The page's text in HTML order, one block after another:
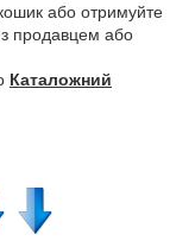
або отримуйте
з продавцем або
Каталожний